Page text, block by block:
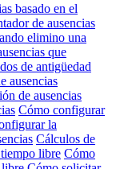
basado en el
de ausencias
elimino una
que
de antigüedad
ausencias
de ausencias
Cómo configurar
la
Cálculos de
libre Cómo